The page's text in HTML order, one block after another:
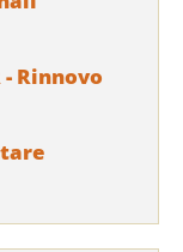
Rinnovo